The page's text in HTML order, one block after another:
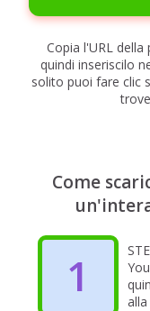
Copia l'URL
quindi inseriscilo
solito puoi fare clic
Come
1